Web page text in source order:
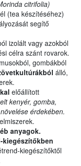
citrifolia)
(tea készítéséhez)
segítő
izolált vagy azokból
célra szánt rovarok.
gombákból
álló,
előállított
kenyér, gomba,
érdekében.
anyagok.
kiegészítőkben
kiegészítőktől